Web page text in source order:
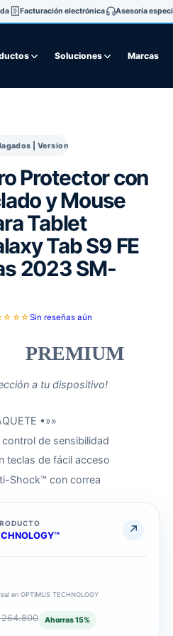
Facturación electrónica Asesoría
Soluciones Marcas
| Versiones Español | Compatibles
Protector con
y Mouse
Tablet
Tab S9 FE
2023 SM-
Sin reseñas aún
PREMIUM
a tu dispositivo!
•»»
de sensibilidad
teclas de fácil acceso
Shock™ con correa
↗
en OPTIMUS TECHNOLOGY
Ahorras15%